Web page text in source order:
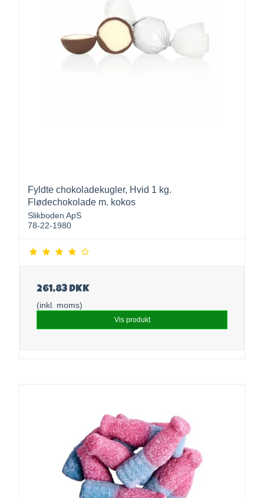
Fyldte chokoladekugler, Hvid 1 kg.
Flødechokolade m. kokos
Slikboden ApS
78-22-1980
261,83 DKK
(inkl. moms)
Vis produkt